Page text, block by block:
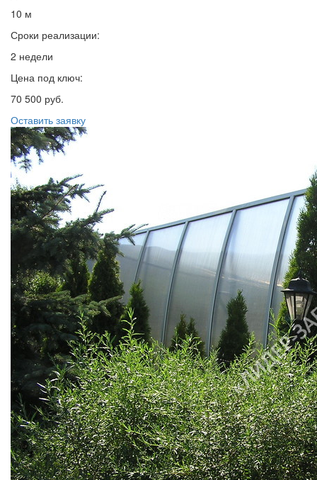
10 м
Сроки реализации:
2 недели
Цена под ключ:
70 500 руб.
Оставить заявку